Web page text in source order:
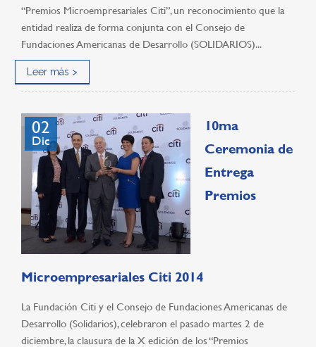
“Premios Microempresariales Citi”, un reconocimiento que la
entidad realiza de forma conjunta con el Consejo de
Fundaciones Americanas de Desarrollo (SOLIDARIOS)...
Leer más >
02
Dic
10ma
Ceremonia de
Entrega
Premios
Microempresariales Citi 2014
La Fundación Citi y el Consejo de Fundaciones Americanas de
Desarrollo (Solidarios), celebraron el pasado martes 2 de
diciembre, la clausura de la X edición de los “Premios